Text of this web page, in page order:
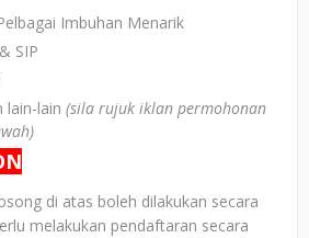
Imbuhan Menarik
SIP
lain-lain (sila rujuk iklan permohonan
di atas boleh dilakukan secara
melakukan pendaftaran secara